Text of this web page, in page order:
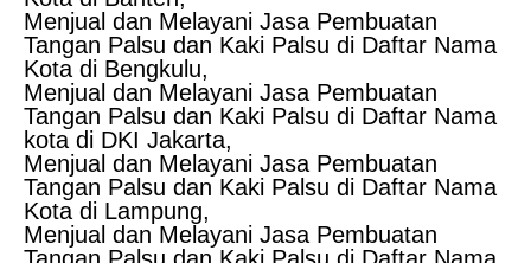
Menjual dan Melayani Jasa Pembuatan
Tangan Palsu dan Kaki Palsu di Daftar Nama
Kota di Bengkulu,
Menjual dan Melayani Jasa Pembuatan
Tangan Palsu dan Kaki Palsu di Daftar Nama
kota di DKI Jakarta,
Menjual dan Melayani Jasa Pembuatan
Tangan Palsu dan Kaki Palsu di Daftar Nama
Kota di Lampung,
Menjual dan Melayani Jasa Pembuatan